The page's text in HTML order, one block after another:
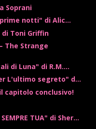
Soprani
notti" di Alic...
Toni Griffin
The Strange
di Luna" di R.M....
L'ultimo segreto" d...
capitolo conclusivo!
TUA" di Sher...